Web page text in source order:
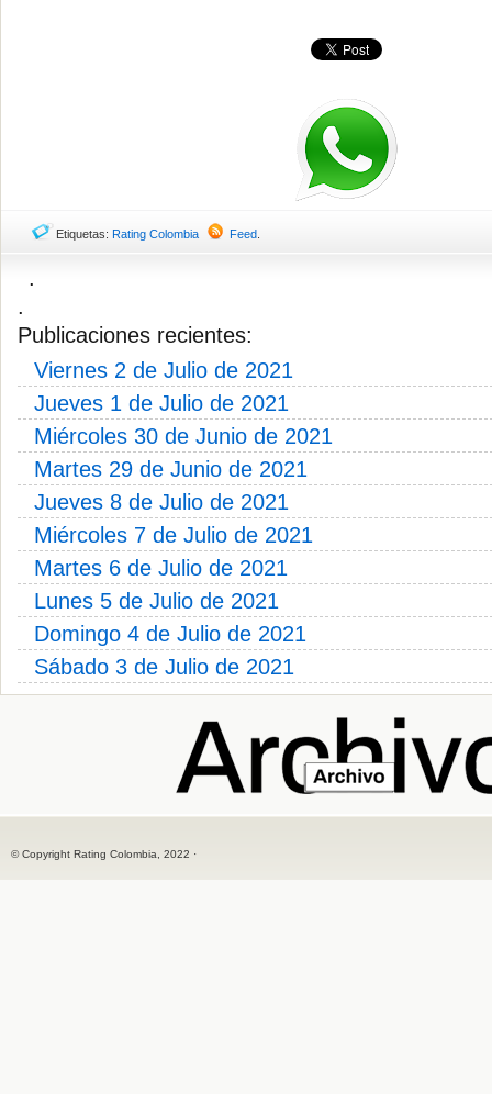
Etiquetas: Rating Colombia Feed
.
.
Publicaciones recientes:
Viernes 2 de Julio de 2021
Jueves 1 de Julio de 2021
Miércoles 30 de Junio de 2021
Martes 29 de Junio de 2021
Jueves 8 de Julio de 2021
Miércoles 7 de Julio de 2021
Martes 6 de Julio de 2021
Lunes 5 de Julio de 2021
Domingo 4 de Julio de 2021
Sábado 3 de Julio de 2021
© Copyright Rating Colombia, 2022 ·